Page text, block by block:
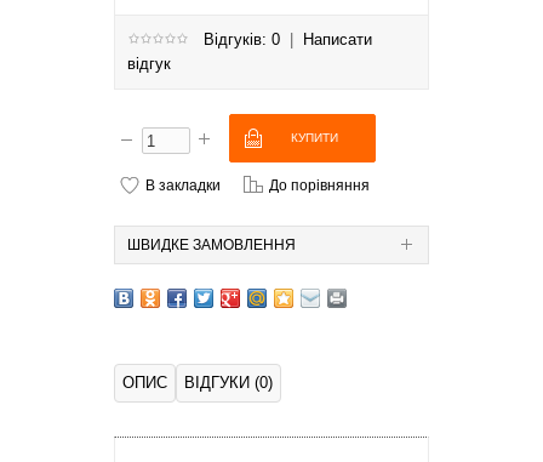
Відгуків: 0
Написати
відгук
В закладки До порівняння
ШВИДКЕ ЗАМОВЛЕННЯ
ОПИС ВІДГУКИ (0)